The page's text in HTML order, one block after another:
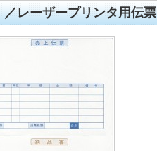
レーザープリンタ用伝票